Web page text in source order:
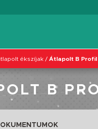
ékszíjak / Átlapolt B Profil
B